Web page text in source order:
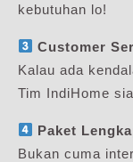
kebutuhan lo!
Customer
Kalau ada
Tim IndiHome
Paket
Bukan cuma